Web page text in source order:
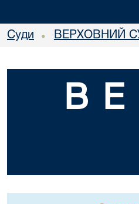
Суди • ВЕРХОВНИЙ